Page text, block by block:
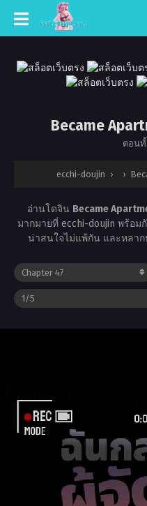
Became
ตอน
ecchi-doujin › ›
อ่านโดจิน Became
มากมายที่ ecchi-doujin พร้อม
น่าสนใจไม่แพ้กัน และหลา